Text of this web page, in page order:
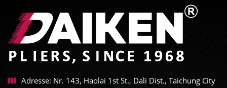
Adresse: Nr. 143, Haolai 1st St., Dali Dist., Taichung City